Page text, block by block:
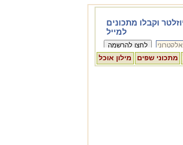
מתכוני שפים מילון אוכל